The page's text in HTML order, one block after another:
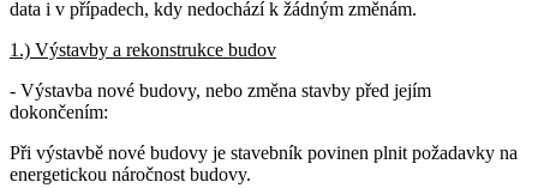
data i v případech, kdy nedochází k žádným změnám.
1.) Výstavby a rekonstrukce budov
- Výstavba nové budovy, nebo změna stavby před jejím
dokončením:
Při výstavbě nové budovy je stavebník povinen plnit požadavky na
energetickou náročnost budovy.